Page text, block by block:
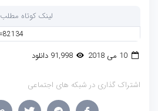
لینک کوتاه مطلب
10 می 2018 91,998 دانلود
اشتراک گذاری در شبکه های اجتماعی